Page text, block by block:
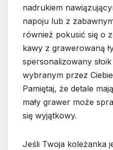
nadrukiem
napoju lub z
również pokusić się o
kawy z grawerowaną
spersonalizowany
wybranym przez
Pamiętaj, że detale
mały grawer może
się wyjątkowy.
Jeśli Twoja koleżanka